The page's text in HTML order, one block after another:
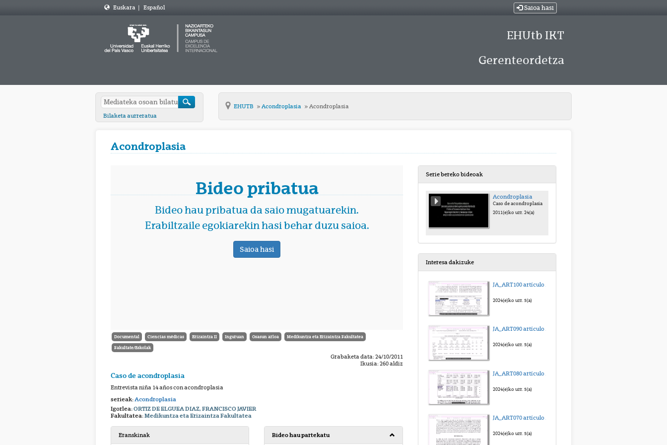
Euskara | Español Saioa hasi
EHUtb IKT
Gerenteordetza
Bilaketa aurreratua
EHUTB Acondroplasia Acondroplasia
Acondroplasia
Documental Ciencias médicas Erizaintza II Inguruan Osasun arloa Medikuntza eta Erizaintza Fakultatea
Fakultate/Eskolak
Grabaketa data: 24/10/2011
Ikusia: 260 aldiz
Caso de acondroplasia
Entrevista niña 14 años con acondroplasia
serieak:Acondroplasia
Igorlea:ORTIZ DE ELGUEA DIAZ, FRANCISCO JAVIER
Fakultatea:Medikuntza eta Erizaintza Fakultatea
Eranskinak Bideo hau partekatu
Serie bereko bideoak
Acondroplasia
Caso de acondroplasia
2011(e)ko urr. 24(a)
Interesa dakizuke
2024(e)ko urr. 5(a)
JA_ART090 artículo para anova medidas repetidas_sub_eus
2024(e)ko urr. 5(a)
2024(e)ko urr. 5(a)
JA_ART070 artículo para Friedman_sub_eus
2024(e)ko urr. 5(a)